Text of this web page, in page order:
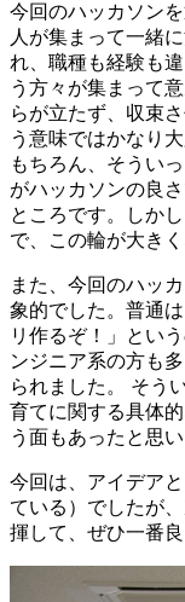
今回のハッカソン
人が集まって一緒
れ、職種も経験も
う方々が集まって
らが立たず、収束
う意味ではかなり
もちろん、そうい
がハッカソンの良
ところです。しか
で、この輪が大き
また、今回のハッ
象的でした。普通
リ作るぞ！」とい
ンジニア系の方も
られました。 そう
育てに関する具体
う面もあったと思い
今回は、アイデア
ている）でしたが
揮して、ぜひ一番